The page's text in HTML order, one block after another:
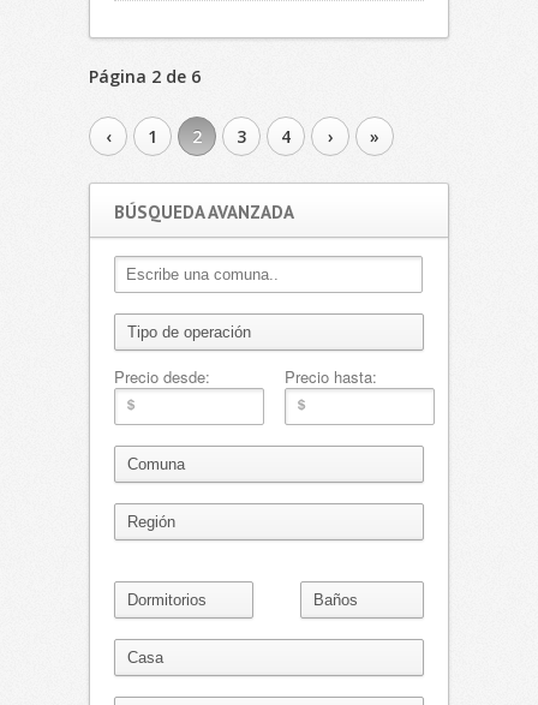
Página 2 de 6
‹ 1 2 3 4 › »
BÚSQUEDA AVANZADA
Precio desde: Precio hasta: